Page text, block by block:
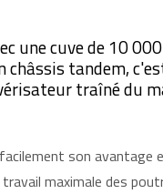
une cuve de 10
châssis tandem,
traîné du
son avantage
maximale des